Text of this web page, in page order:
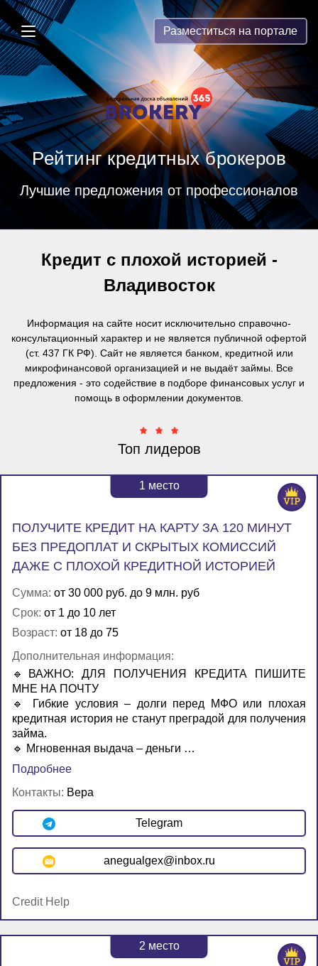
Brokery365 - Рейтинг кредитных
Разместиться на портале
Рейтинг кредитных брокеров
Лучшие предложения от профессионалов
Кредит с плохой историей -
Владивосток
Информация на сайте носит исключительно справочно-
консультационный характер и не является публичной офертой
(ст. 437 ГК РФ). Сайт не является банком, кредитной или
микрофинансовой организацией и не выдаёт займы. Все
предложения - это содействие в подборе финансовых услуг и
помощь в оформлении документов.
Топ лидеров
1 место
ПОЛУЧИТЕ КРЕДИТ НА КАРТУ ЗА 120 МИНУТ
БЕЗ ПРЕДОПЛАТ И СКРЫТЫХ КОМИССИЙ
ДАЖЕ С ПЛОХОЙ КРЕДИТНОЙ ИСТОРИЕЙ
Сумма: от 30 000 руб. до 9 млн. руб
Срок: от 1 до 10 лет
Возраст: от 18 до 75
Дополнительная информация:
🔹ВАЖНО: ДЛЯ ПОЛУЧЕНИЯ КРЕДИТА ПИШИТЕ
МНЕ НА ПОЧТУ
🔹 Гибкие условия – долги перед МФО или плохая
кредитная история не станут преградой для получения
займа.
🔹 Мгновенная выдача – деньги …
Подробнее
Контакты: Вера
Telegram
anegualgex@inbox.ru
Credit Help
2 место